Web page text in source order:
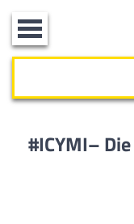
Toggle
navigation
#ICYMI–